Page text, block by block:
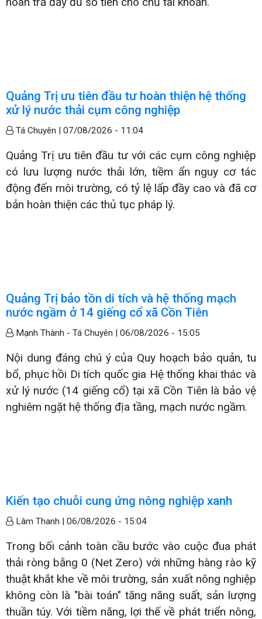
Quảng Trị ưu tiên đầu tư hoàn thiện hệ thống
xử lý nước thải cụm công nghiệp
Tá Chuyên | 07/08/2026 - 11:04
Quảng Trị ưu tiên đầu tư với các cụm công nghiệp
có lưu lượng nước thải lớn, tiềm ẩn nguy cơ tác
động đến môi trường, có tỷ lệ lấp đầy cao và đã cơ
bản hoàn thiện các thủ tục pháp lý.
Quảng Trị bảo tồn di tích và hệ thống mạch
nước ngầm ở 14 giếng cổ xã Cồn Tiên
Mạnh Thành - Tá Chuyên | 06/08/2026 - 15:05
Nội dung đáng chú ý của Quy hoạch bảo quản, tu
bổ, phục hồi Di tích quốc gia Hệ thống khai thác và
xử lý nước (14 giếng cổ) tại xã Cồn Tiên là bảo vệ
nghiêm ngặt hệ thống địa tầng, mạch nước ngầm.
Kiến tạo chuỗi cung ứng nông nghiệp xanh
Lâm Thanh | 06/08/2026 - 15:04
Trong bối cảnh toàn cầu bước vào cuộc đua phát
thải ròng bằng 0 (Net Zero) với những hàng rào kỹ
thuật khắt khe về môi trường, sản xuất nông nghiệp
không còn là "bài toán" tăng năng suất, sản lượng
thuần túy. Với tiềm năng, lợi thế về phát triển nông,